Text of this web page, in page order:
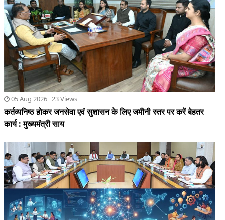
05 Aug 2026 23 Views
कर्तव्यनिष्ठ होकर जनसेवा एवं सुशासन के लिए जमीनी स्तर पर करें बेहतर
कार्य : मुख्यमंत्री साय
05 Aug 2026 55 Views
छत्तीसगढ़ राज्य आर्टिफिशियल इंटेलिजेंस (एआई) मिशन को मंजूरी